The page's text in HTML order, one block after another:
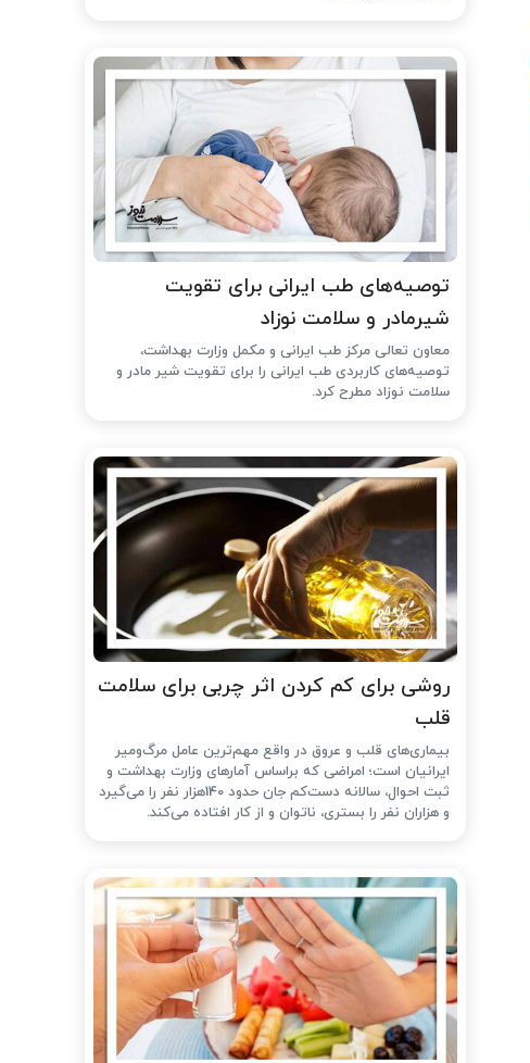
توصیه‌های طب ایرانی برای تقویت
شیرمادر و سلامت نوزاد
معاون تعالی مرکز طب ایرانی و مکمل وزارت بهداشت،
توصیه‌های کاربردی طب ایرانی را برای تقویت شیر مادر و
سلامت نوزاد مطرح کرد.
روشی برای کم کردن اثر چربی برای سلامت
قلب
بیماری‌های قلب و عروق در واقع مهم‌ترین عامل مرگ‌ومیر
ایرانیان است؛ امراضی که براساس آمارهای وزارت بهداشت و
ثبت احوال، سالانه دست‌کم جان حدود 140هزار نفر را می‌گیرد
و هزاران نفر را بستری، ناتوان و از کار افتاده می‌کند.